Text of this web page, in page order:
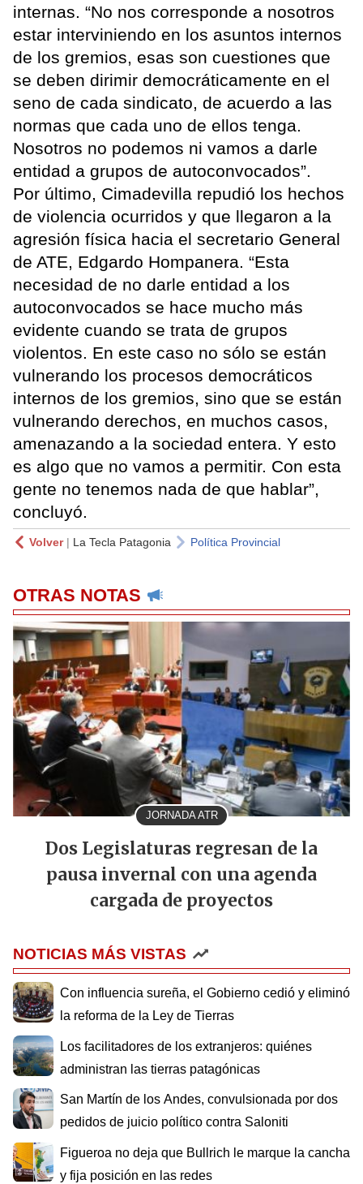
internas. “No nos corresponde a nosotros
estar interviniendo en los asuntos internos
de los gremios, esas son cuestiones que
se deben dirimir democráticamente en el
seno de cada sindicato, de acuerdo a las
normas que cada uno de ellos tenga.
Nosotros no podemos ni vamos a darle
entidad a grupos de autoconvocados”.
Por último, Cimadevilla repudió los hechos
de violencia ocurridos y que llegaron a la
agresión física hacia el secretario General
de ATE, Edgardo Hompanera. “Esta
necesidad de no darle entidad a los
autoconvocados se hace mucho más
evidente cuando se trata de grupos
violentos. En este caso no sólo se están
vulnerando los procesos democráticos
internos de los gremios, sino que se están
vulnerando derechos, en muchos casos,
amenazando a la sociedad entera. Y esto
es algo que no vamos a permitir. Con esta
gente no tenemos nada de que hablar”,
concluyó.
Volver| La Tecla Patagonia Política Provincial
OTRAS NOTAS
JORNADA ATR
Dos Legislaturas regresan de la
pausa invernal con una agenda
cargada de proyectos
NOTICIAS MÁS VISTAS
Con influencia sureña, el Gobierno cedió y eliminó
la reforma de la Ley de Tierras
Los facilitadores de los extranjeros: quiénes
administran las tierras patagónicas
San Martín de los Andes, convulsionada por dos
pedidos de juicio político contra Saloniti
Figueroa no deja que Bullrich le marque la cancha
y fija posición en las redes